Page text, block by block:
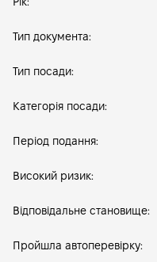
Тип документа:
Тип посади:
Категорія посади:
Період подання:
Високий ризик:
Відповідальне становище:
Пройшла автоперевірку: